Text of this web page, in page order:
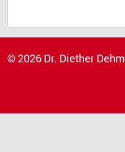
© 2026 Dr. Diether Dehm